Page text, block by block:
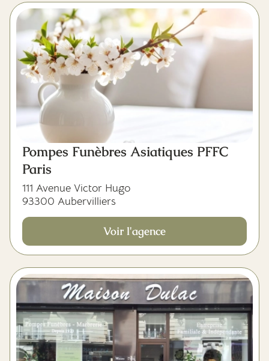
Pompes Funèbres Asiatiques PFFC
Paris
111 Avenue Victor Hugo
93300 Aubervilliers
Voir l'agence